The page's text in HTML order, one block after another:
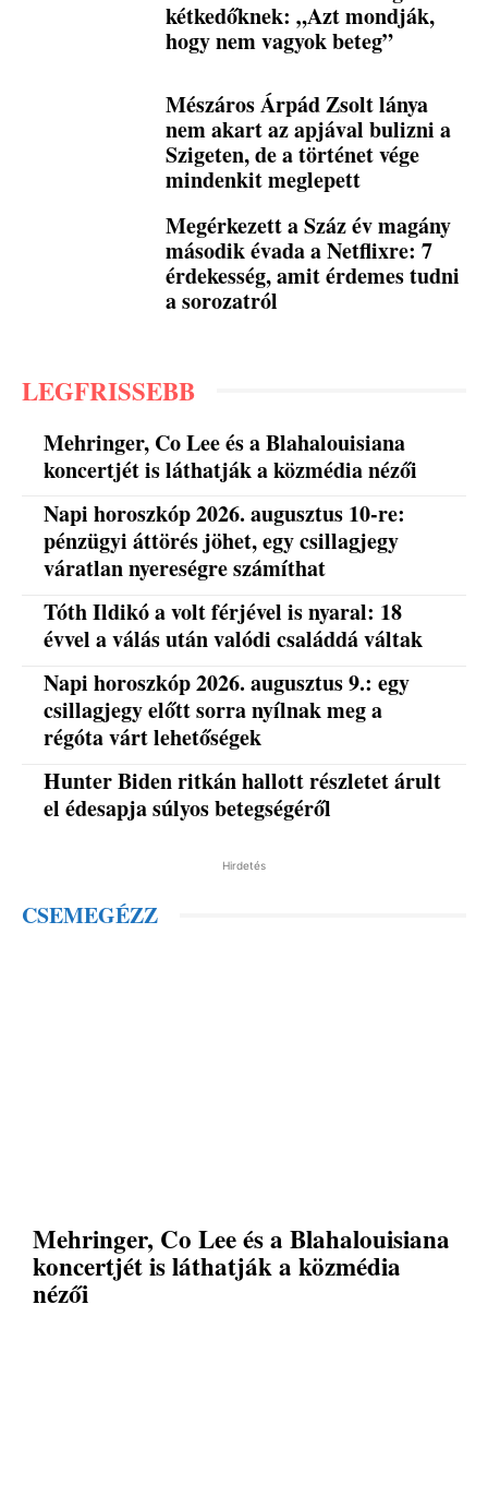
kétkedőknek: „Azt mondják,
hogy nem vagyok beteg”
Mészáros Árpád Zsolt lánya
nem akart az apjával bulizni a
Szigeten, de a történet vége
mindenkit meglepett
Megérkezett a Száz év magány
második évada a Netflixre: 7
érdekesség, amit érdemes tudni
a sorozatról
LEGFRISSEBB
Mehringer, Co Lee és a Blahalouisiana
koncertjét is láthatják a közmédia nézői
Napi horoszkóp 2026. augusztus 10-re:
pénzügyi áttörés jöhet, egy csillagjegy
váratlan nyereségre számíthat
Tóth Ildikó a volt férjével is nyaral: 18
évvel a válás után valódi családdá váltak
Napi horoszkóp 2026. augusztus 9.: egy
csillagjegy előtt sorra nyílnak meg a
régóta várt lehetőségek
Hunter Biden ritkán hallott részletet árult
el édesapja súlyos betegségéről
Hirdetés
CSEMEGÉZZ
Mehringer, Co Lee és a Blahalouisiana
koncertjét is láthatják a közmédia
nézői